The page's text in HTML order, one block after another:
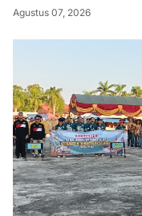
Agustus 07, 2026